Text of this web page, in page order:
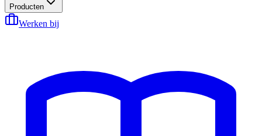
Producten
Werken bij